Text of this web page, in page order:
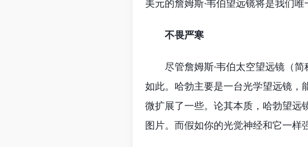
美元的詹姆斯·韦伯望远镜将是我们唯
不畏严寒
尽管詹姆斯·韦伯太空望远镜（简
如此。哈勃主要是一台光学望远镜，
微扩展了一些。论其本质，哈勃望远
图片。而假如你的光觉神经和它一样